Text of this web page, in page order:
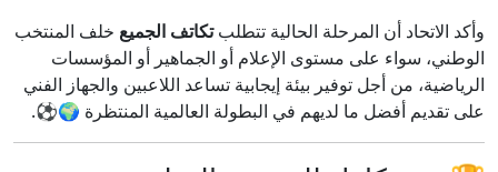
وأكد الاتحاد أن المرحلة الحالية تتطلبتكاتف الجميع خلف المنتخب
الوطني، سواء على مستوى الإعلام أو الجماهير أو المؤسسات
الرياضية، من أجل توفير بيئة إيجابية تساعد اللاعبين والجهاز الفني
على تقديم أفضل ما لديهم في البطولة العالمية المنتظرة 🌍⚽.